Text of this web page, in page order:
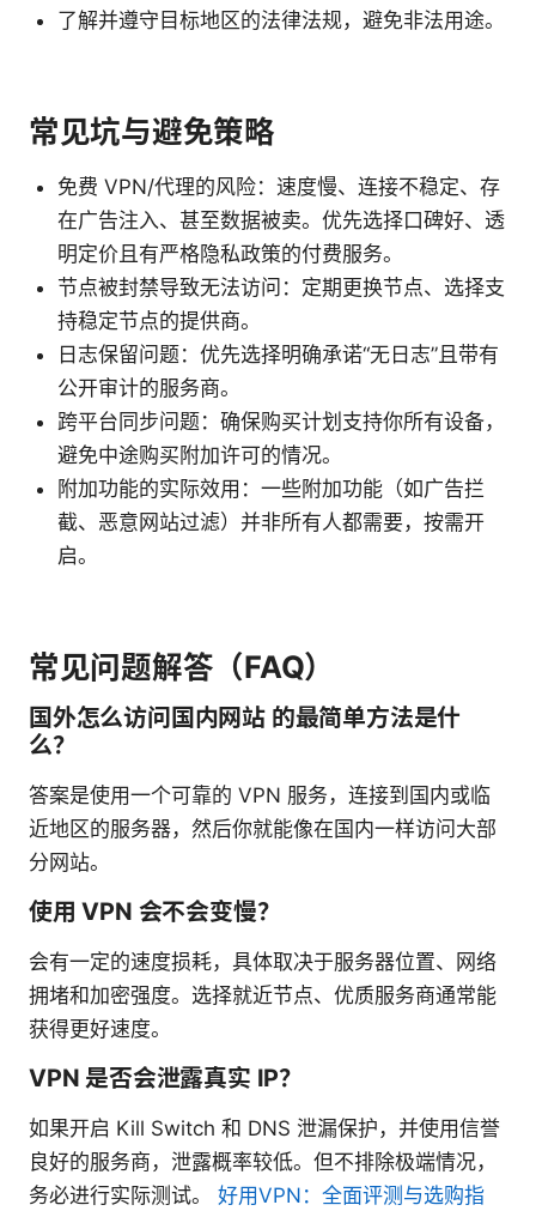
了解并遵守目标地区的法律法规，避免非法用途。
常见坑与避免策略
免费 VPN/代理的风险：速度慢、连接不稳定、存
在广告注入、甚至数据被卖。优先选择口碑好、透
明定价且有严格隐私政策的付费服务。
节点被封禁导致无法访问：定期更换节点、选择支
持稳定节点的提供商。
日志保留问题：优先选择明确承诺“无日志”且带有
公开审计的服务商。
跨平台同步问题：确保购买计划支持你所有设备，
避免中途购买附加许可的情况。
附加功能的实际效用：一些附加功能（如广告拦
截、恶意网站过滤）并非所有人都需要，按需开
启。
常见问题解答（FAQ）
国外怎么访问国内网站 的最简单方法是什
么？
答案是使用一个可靠的 VPN 服务，连接到国内或临
近地区的服务器，然后你就能像在国内一样访问大部
分网站。
使用 VPN 会不会变慢？
会有一定的速度损耗，具体取决于服务器位置、网络
拥堵和加密强度。选择就近节点、优质服务商通常能
获得更好速度。
VPN 是否会泄露真实 IP？
如果开启 Kill Switch 和 DNS 泄漏保护，并使用信誉
良好的服务商，泄露概率较低。但不排除极端情况，
务必进行实际测试。 好用VPN：全面评测与选购指